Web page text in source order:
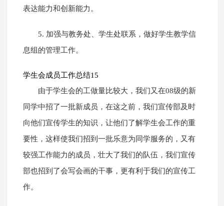
表达能力和创新能力。
5. 加强与教务处、学生处联系，做好学生教学信
息组的管理工作。
学生会成员工作总结15
由于学生会的工做量比较大，我们又在08级的新
同学中招了一批新成员，在这之前，我们宣传部及时
向他们宣传学生的知识，让他们了解学生会工作的重
要性，这样使我们招到一批乐意为同学服务的，又有
较强工作能力的成员，壮大了我们的队伍，我们宣传
部也招到了会写会画的干事，更有利于我们的宣传工
作。